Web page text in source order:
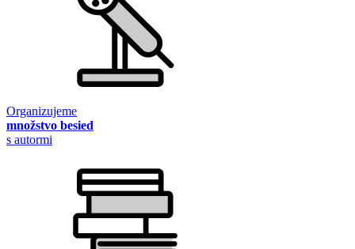
Organizujeme
množstvo besied
s autormi